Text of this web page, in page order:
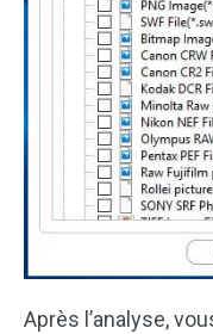
Après l’analyse,